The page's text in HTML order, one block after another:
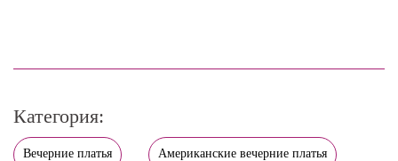
Категория:
Вечерние платья Американские вечерние платья